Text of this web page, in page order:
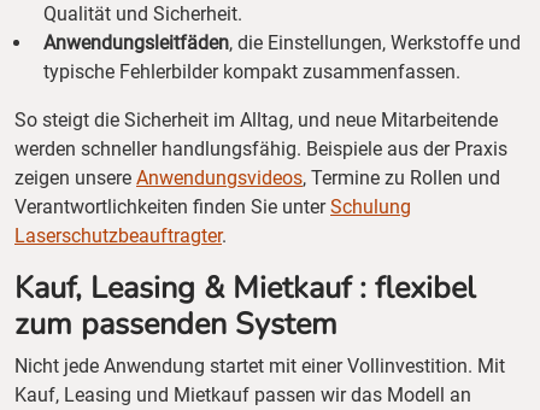
Qualität und Sicherheit.
Anwendungsleitfäden, die Einstellungen, Werkstoffe und
typische Fehlerbilder kompakt zusammenfassen.
So steigt die Sicherheit im Alltag, und neue Mitarbeitende
werden schneller handlungsfähig. Beispiele aus der Praxis
zeigen unsere Anwendungsvideos, Termine zu Rollen und
Verantwortlichkeiten finden Sie unterSchulung
Laserschutzbeauftragter.
Kauf, Leasing & Mietkauf : flexibel
zum passenden System
Nicht jede Anwendung startet mit einer Vollinvestition. Mit
Kauf, Leasing und Mietkauf passen wir das Modell an